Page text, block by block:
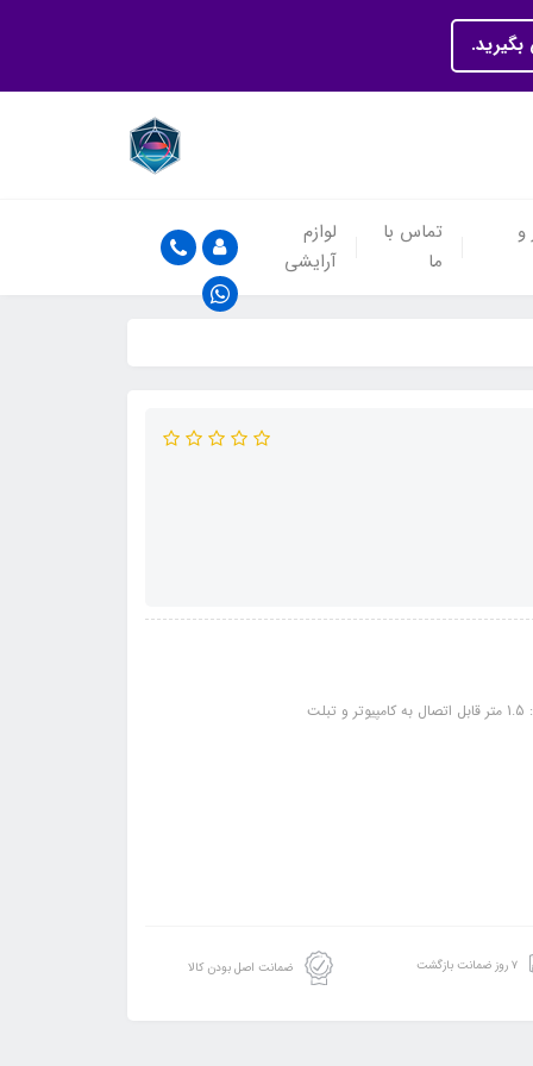
و
تماس با
ما
لوازم
آرایشی
۷ روز ضمانت بازگشت ضمانت اصل بودن کالا